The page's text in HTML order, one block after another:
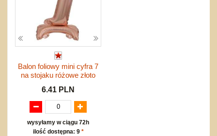
Balon foliowy mini cyfra 7
na stojaku różowe złoto
6.41 PLN
wysyłamy w ciągu 72h
ilość dostępna: 9 *